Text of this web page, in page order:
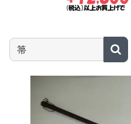
商品名やキーワードを入力